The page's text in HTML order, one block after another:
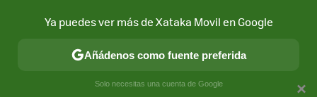
CONECTIVIDAD MÓVIL Y SOCIEDAD APLICACIONES
×
Ya puedes ver más de Xataka Movil en Google
Añádenos como fuente preferida
Solo necesitas una cuenta de Google